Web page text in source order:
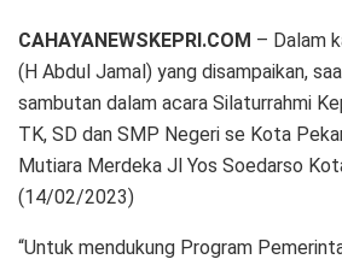
CAHAYANEWSKEPRI.COM – Dalam
(H Abdul Jamal) yang disampaikan,
sambutan dalam acara Silaturrahmi
TK, SD dan SMP Negeri se Kota
Mutiara Merdeka Jl Yos Soedarso
(14/02/2023)
“Untuk mendukung Program